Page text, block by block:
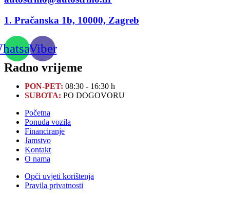
1. Pračanska 1b, 10000, Zagreb
Viber
Radno vrijeme
PON-PET: 08:30 - 16:30 h
SUBOTA: PO DOGOVORU
Početna
Ponuda vozila
Financiranje
Jamstvo
Kontakt
O nama
Opći uvjeti korištenja
Pravila privatnosti